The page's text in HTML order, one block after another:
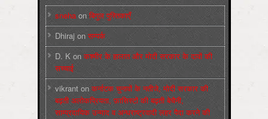
sneha on बिगुल पुस्तिकाएँ
Dhiraj on सम्पर्क
D. K on कश्मीर के हालात और मोदी सरकार के दावों की
सच्चाई
vikrant onकर्नाटक चुनावों के नतीजे, मोदी सरकार की
बढ़ती अलोकप्रियता, फ़ासिस्टों की बढ़ती बेचैनी,
साम्प्रदायिक उन्माद व अन्धराष्ट्रवादी लहर पैदा करने की